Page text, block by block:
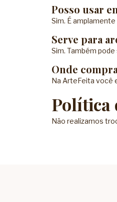
Posso usar
Sim. É
Serve para
Sim. Também
Onde
Na ArteFeita você
Política
Não realizamos